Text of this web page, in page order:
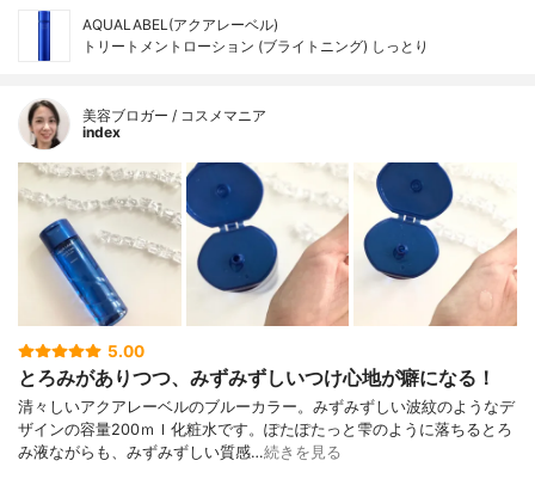
AQUALABEL(アクアレーベル)
トリートメントローション (ブライトニング) しっとり
美容ブロガー / コスメマニア
index
5.00
とろみがありつつ、みずみずしいつけ心地が癖になる！
清々しいアクアレーベルのブルーカラー。みずみずしい波紋のようなデ
ザインの容量200ｍｌ化粧水です。ぽたぽたっと雫のように落ちるとろ
み液ながらも、みずみずしい質感…続きを見る